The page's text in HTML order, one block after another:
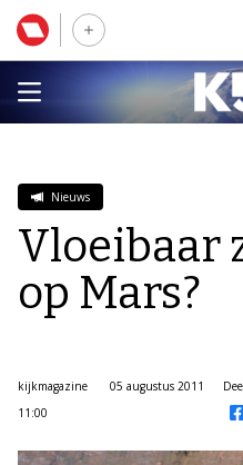
Nieuws
Vloeibaar
op Mars?
kijkmagazine
05 augustus 2011
11:00